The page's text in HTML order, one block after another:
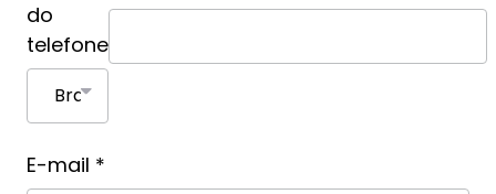
do
telefone
E-mail *